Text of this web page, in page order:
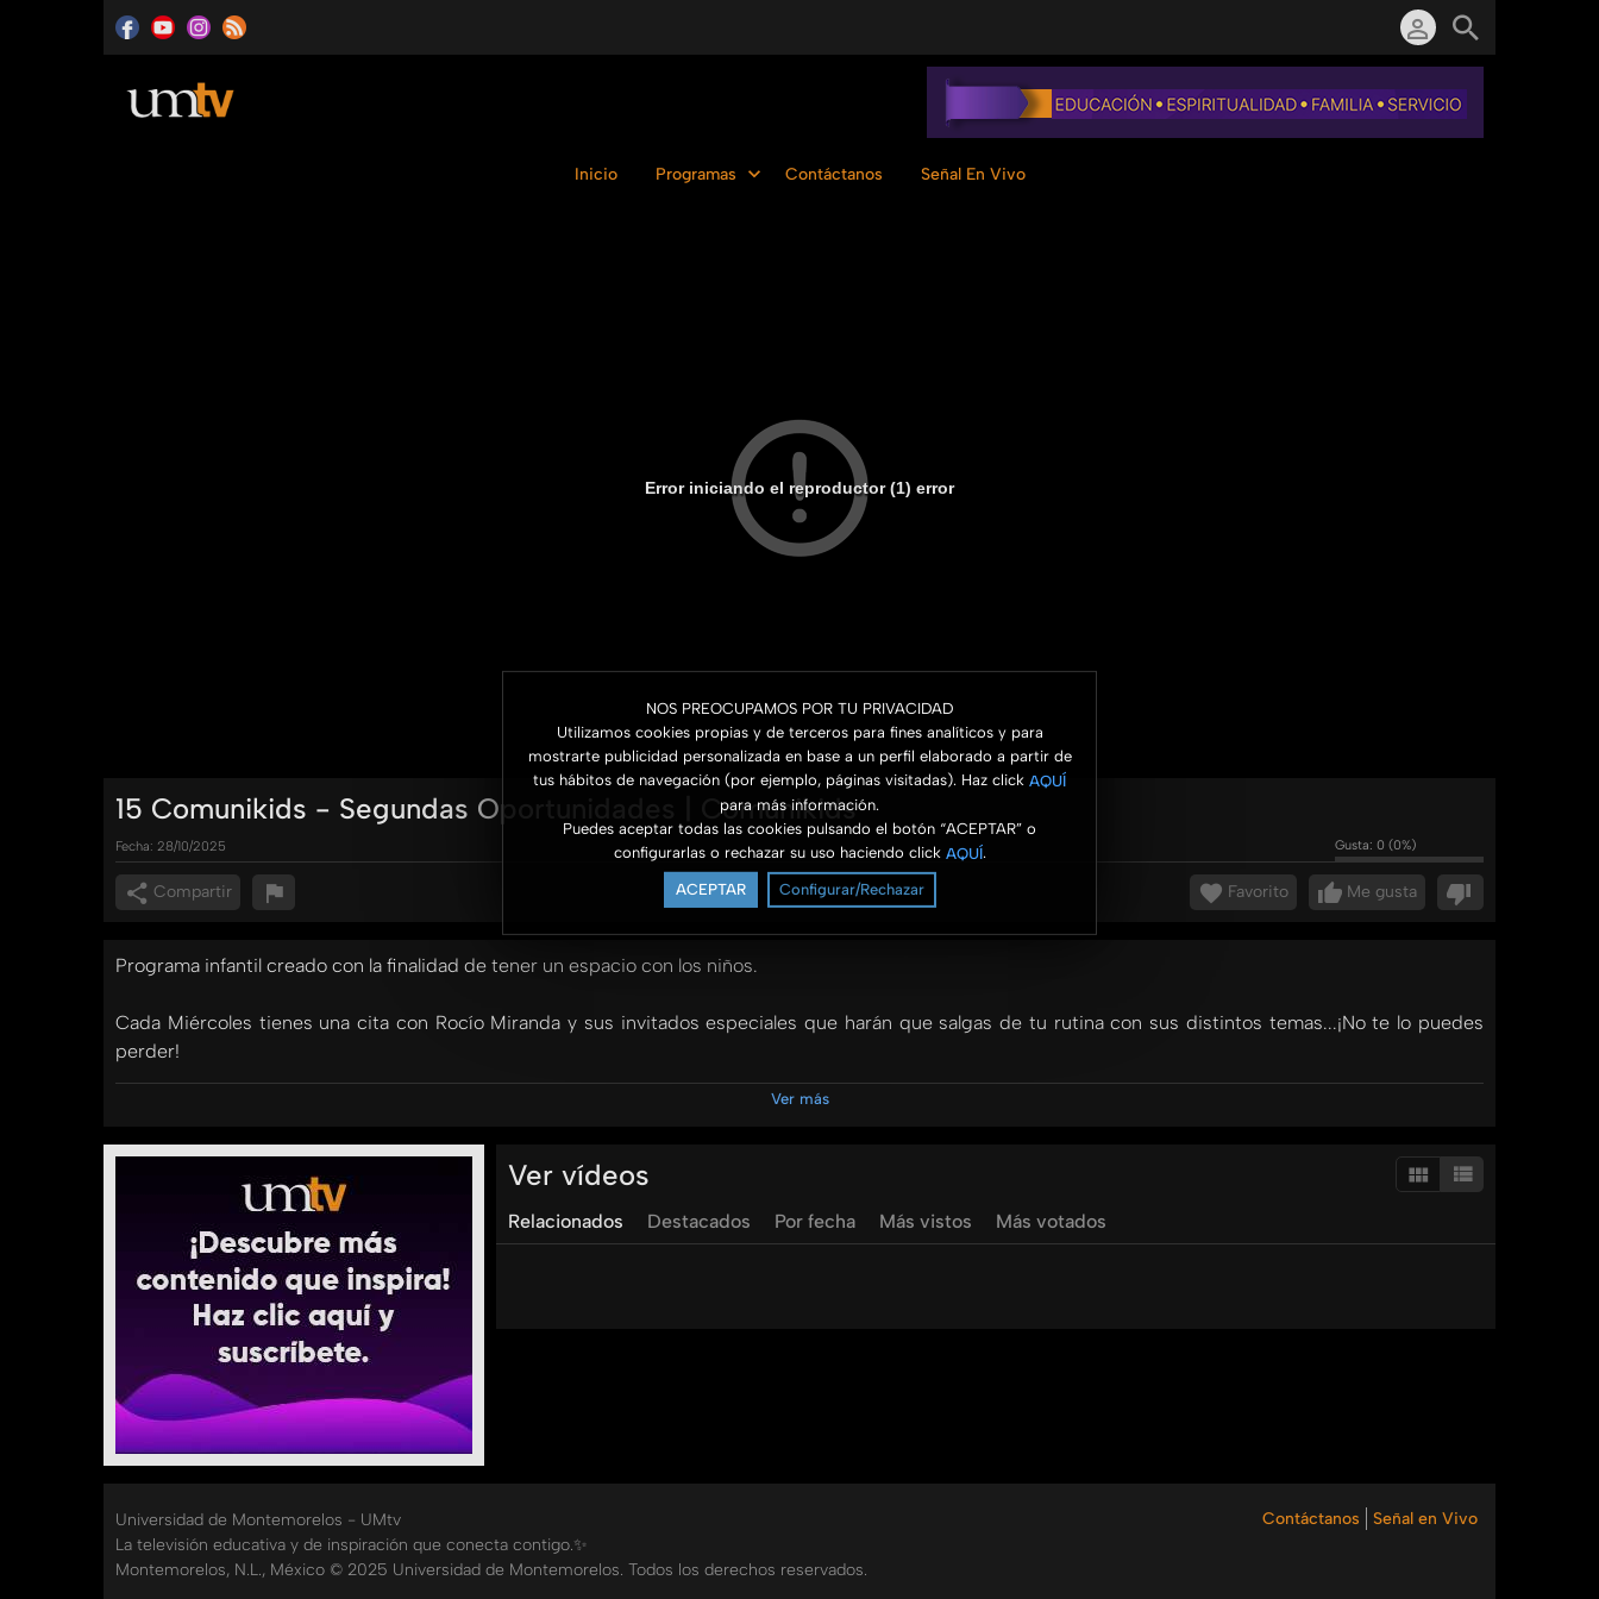
NOS PREOCUPAMOS POR TU PRIVACIDAD
Utilizamos cookies propias y de terceros para fines analíticos y para
mostrarte publicidad personalizada en base a un perfil elaborado a partir de
tus hábitos de navegación (por ejemplo, páginas visitadas). Haz click AQUÍ
para más información.
Puedes aceptar todas las cookies pulsando el botón “ACEPTAR” o
configurarlas o rechazar su uso haciendo click AQUÍ.
ACEPTAR Configurar/Rechazar
Inicio Programas Contáctanos Señal En Vivo
Error iniciando el reproductor (1) error
15 Comunikids - Segundas Oportunidades | Comunikids
Fecha: 28/10/2025 Gusta: 0 (0%)
Compartir Me gusta
Favorito
Programa infantil creado con la finalidad de tener un espacio con los niños.
Cada Miércoles tienes una cita con Rocío Miranda y sus invitados especiales que harán que salgas de tu rutina con sus distintos temas...¡No te lo puedes
perder!
Categorías:
umtv universidad de montemorelos comunikids rocio
Ver más
Ver vídeos
Relacionados Destacados Por fecha Más vistos Más votados
Contáctanos Señal en Vivo
Universidad de Montemorelos - UMtv
La televisión educativa y de inspiración que conecta contigo.✨
Montemorelos, N.L., México © 2025 Universidad de Montemorelos. Todos los derechos reservados.